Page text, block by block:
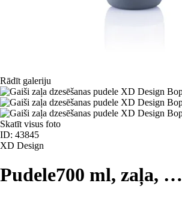
Rādīt galeriju
Skatīt visus foto
ID: 43845
XD Design
Pudele700 ml, zaļa, …